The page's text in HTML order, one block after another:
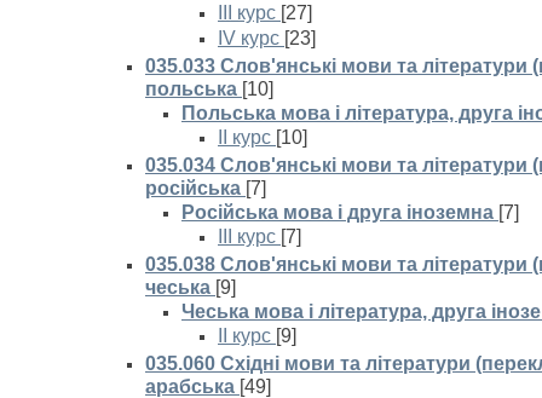
III курс [27]
IV курс [23]
035.033 Слов'янські мови та
польська [10]
Польська мова і література, друга
II курс [10]
035.034 Слов'янські мови та
російська [7]
Російська мова і друга іноземна [7]
III курс [7]
035.038 Слов'янські мови та
чеська [9]
Чеська мова і література, друга
II курс [9]
035.060 Східні мови та літератури
арабська [49]